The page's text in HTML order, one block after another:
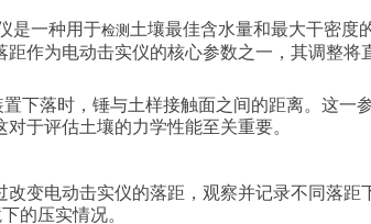
是一种用于检测 土壤最佳含水量和最大干密度
作为电动击实仪的核心参数之一，其调整将
落时，锤与土样接触面之间的距离。这一
于评估土壤的力学性能至关重要。
电动击实仪的落距，观察并记录不同落距
下的压实情况。